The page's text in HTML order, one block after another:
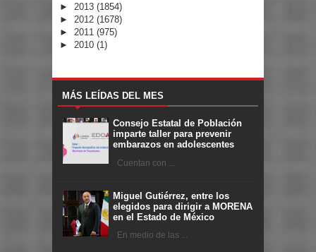
► 2013 (1854)
► 2012 (1678)
► 2011 (975)
► 2010 (1)
MÁS LEÍDAS DEL MES
Consejo Estatal de Población
imparte taller para prevenir
embarazos en adolescentes
Cuentan con ...
Miguel Gutiérrez, entre los
elegidos para dirigir a MORENA
en el Estado de México
En medio de las ...